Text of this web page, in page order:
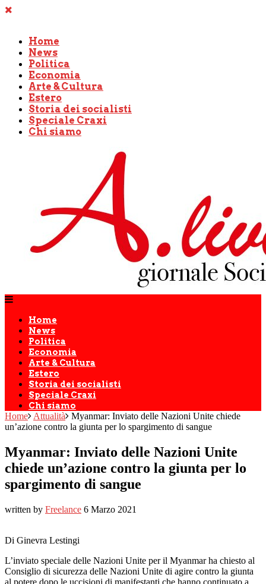
Home
News
Politica
Economia
Arte & Cultura
Estero
Storia dei socialisti
Speciale Craxi
Chi siamo
Home
News
Politica
Economia
Arte & Cultura
Estero
Storia dei socialisti
Speciale Craxi
Chi siamo
Home Attualità
Myanmar: Inviato delle Nazioni Unite chiede
un’azione contro la giunta per lo spargimento di sangue
Myanmar: Inviato delle Nazioni Unite
chiede un’azione contro la giunta per lo
spargimento di sangue
written by Freelance 6 Marzo 2021
Di Ginevra Lestingi
L’inviato speciale delle Nazioni Unite per il Myanmar ha chiesto al
Consiglio di sicurezza delle Nazioni Unite di agire contro la giunta
al potere dopo le uccisioni di manifestanti che hanno continuato a